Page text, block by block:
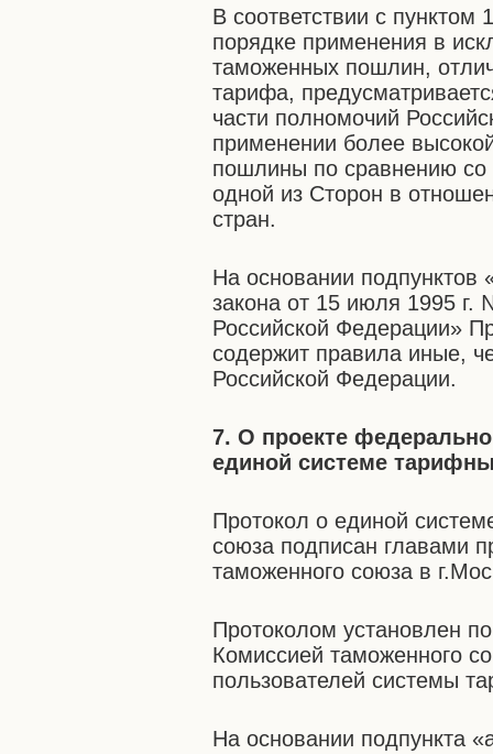
В соответствии с пунктом
порядке применения в
таможенных пошлин,
тарифа,
части полномочий
применении более
пошлины по сравнению со
одной из Сторон в
стран.
На основании подпунктов
закона от 15 июля 1995
Российской Федерации»
содержит правила иные,
Российской Федерации.
7. О проекте
единой системе
Протокол о единой
союза подписан главами
таможенного союза в
Протоколом установлен
Комиссией таможенного
пользователей системы
На основании подпункта